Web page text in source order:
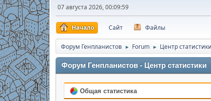
07 августа 2026, 00:09:59
Начало Сайт Файлы
Форум Генпланистов ► Forum ► Центр статистики
Форум Генпланистов - Центр статистики
Общая статистика